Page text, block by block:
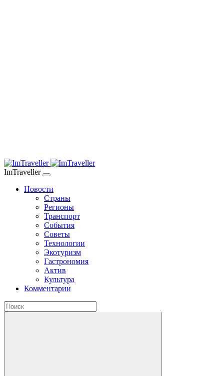
ImTraveller
Новости
Страны
Регионы
Транспорт
События
Советы
Технологии
Экотуризм
Гастрономия
Актив
Культура
Комментарии